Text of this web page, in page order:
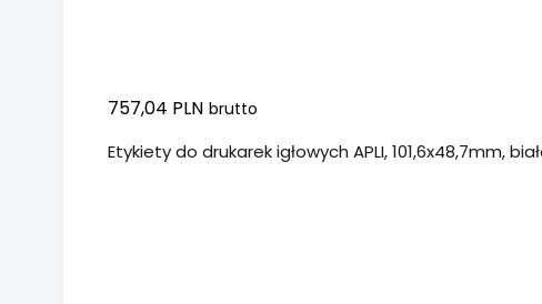
757,04 PLN brutto
Etykiety do drukarek igłowych APLI, 101,6x48,7mm,